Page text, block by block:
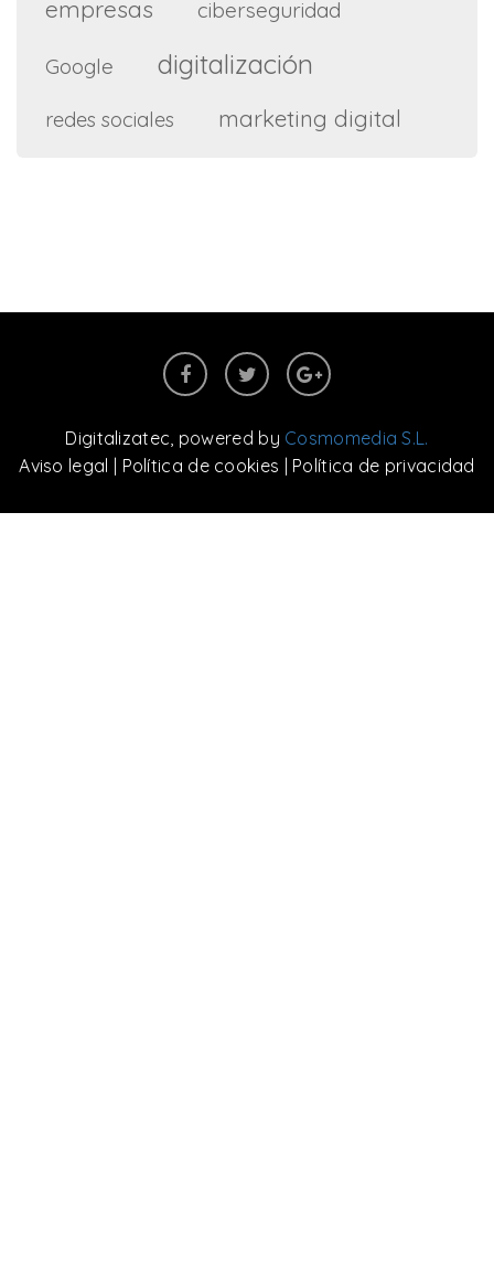
empresas ciberseguridad
Google digitalización
redes sociales marketing digital
Digitalizatec, powered by Cosmomedia S.L.
Aviso legal
Política de cookies Política de privacidad